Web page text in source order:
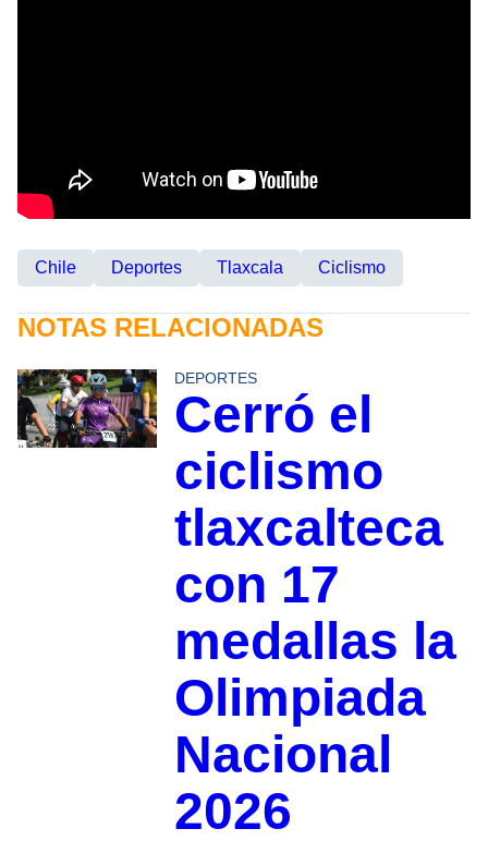
Chile Deportes Tlaxcala Ciclismo
NOTAS RELACIONADAS
DEPORTES
Cerró el
ciclismo
tlaxcalteca
con 17
medallas la
Olimpiada
Nacional
2026